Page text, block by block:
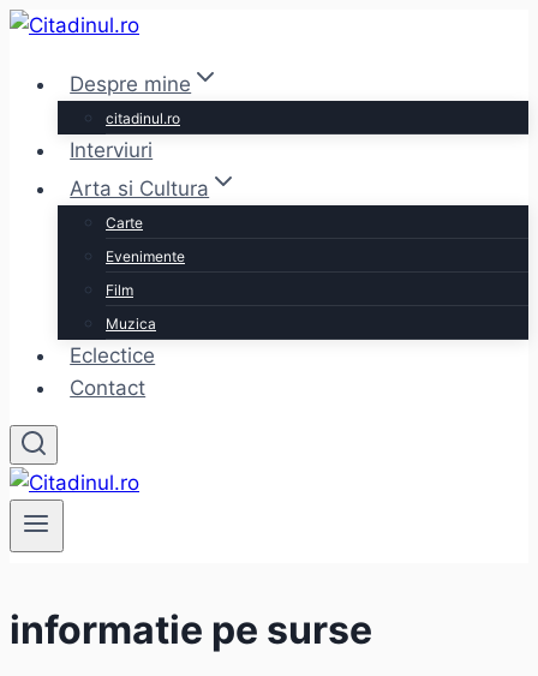
Skip
contentDespre mine
citadinul.ro
Interviuri
Arta si Cultura
Carte
Evenimente
Film
Muzica
Eclectice
Contact
informatie pe surse